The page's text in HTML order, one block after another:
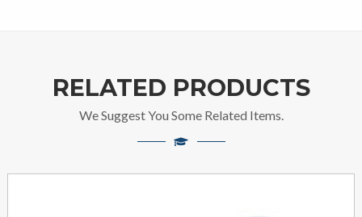
RELATED PRODUCTS
We Suggest You Some Related Items.